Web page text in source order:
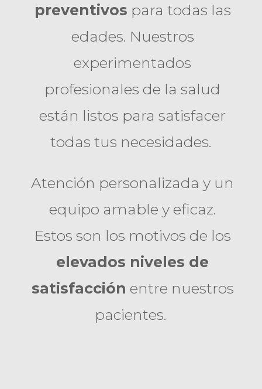
preventivos para todas las
edades. Nuestros
experimentados
profesionales de la salud
están listos para satisfacer
todas tus necesidades.
Atención personalizada y un
equipo amable y eficaz.
Estos son los motivos de los
elevados niveles de
satisfacción entre nuestros
pacientes.